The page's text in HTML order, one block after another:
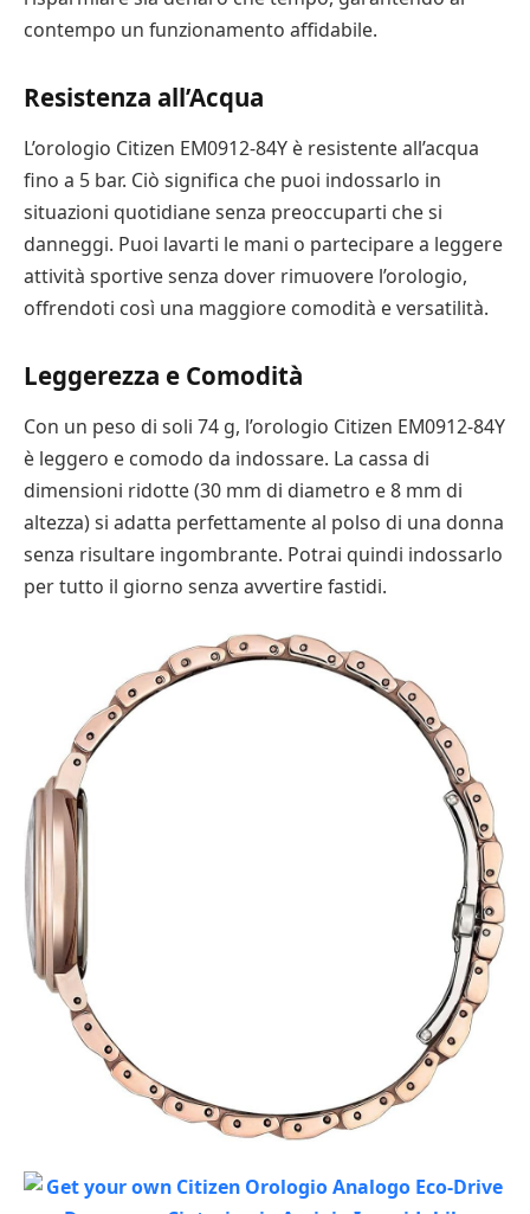
contempo un funzionamento affidabile.
Resistenza all’Acqua
L’orologio Citizen EM0912-84Y è resistente all’acqua
fino a 5 bar. Ciò significa che puoi indossarlo in
situazioni quotidiane senza preoccuparti che si
danneggi. Puoi lavarti le mani o partecipare a leggere
attività sportive senza dover rimuovere l’orologio,
offrendoti così una maggiore comodità e versatilità.
Leggerezza e Comodità
Con un peso di soli 74 g, l’orologio Citizen EM0912-84Y
è leggero e comodo da indossare. La cassa di
dimensioni ridotte (30 mm di diametro e 8 mm di
altezza) si adatta perfettamente al polso di una donna
senza risultare ingombrante. Potrai quindi indossarlo
per tutto il giorno senza avvertire fastidi.